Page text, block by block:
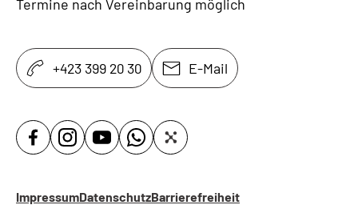
Termine nach Vereinbarung möglich
+423 399 20 30 E-Mail
ImpressumDatenschutzBarrierefreiheit